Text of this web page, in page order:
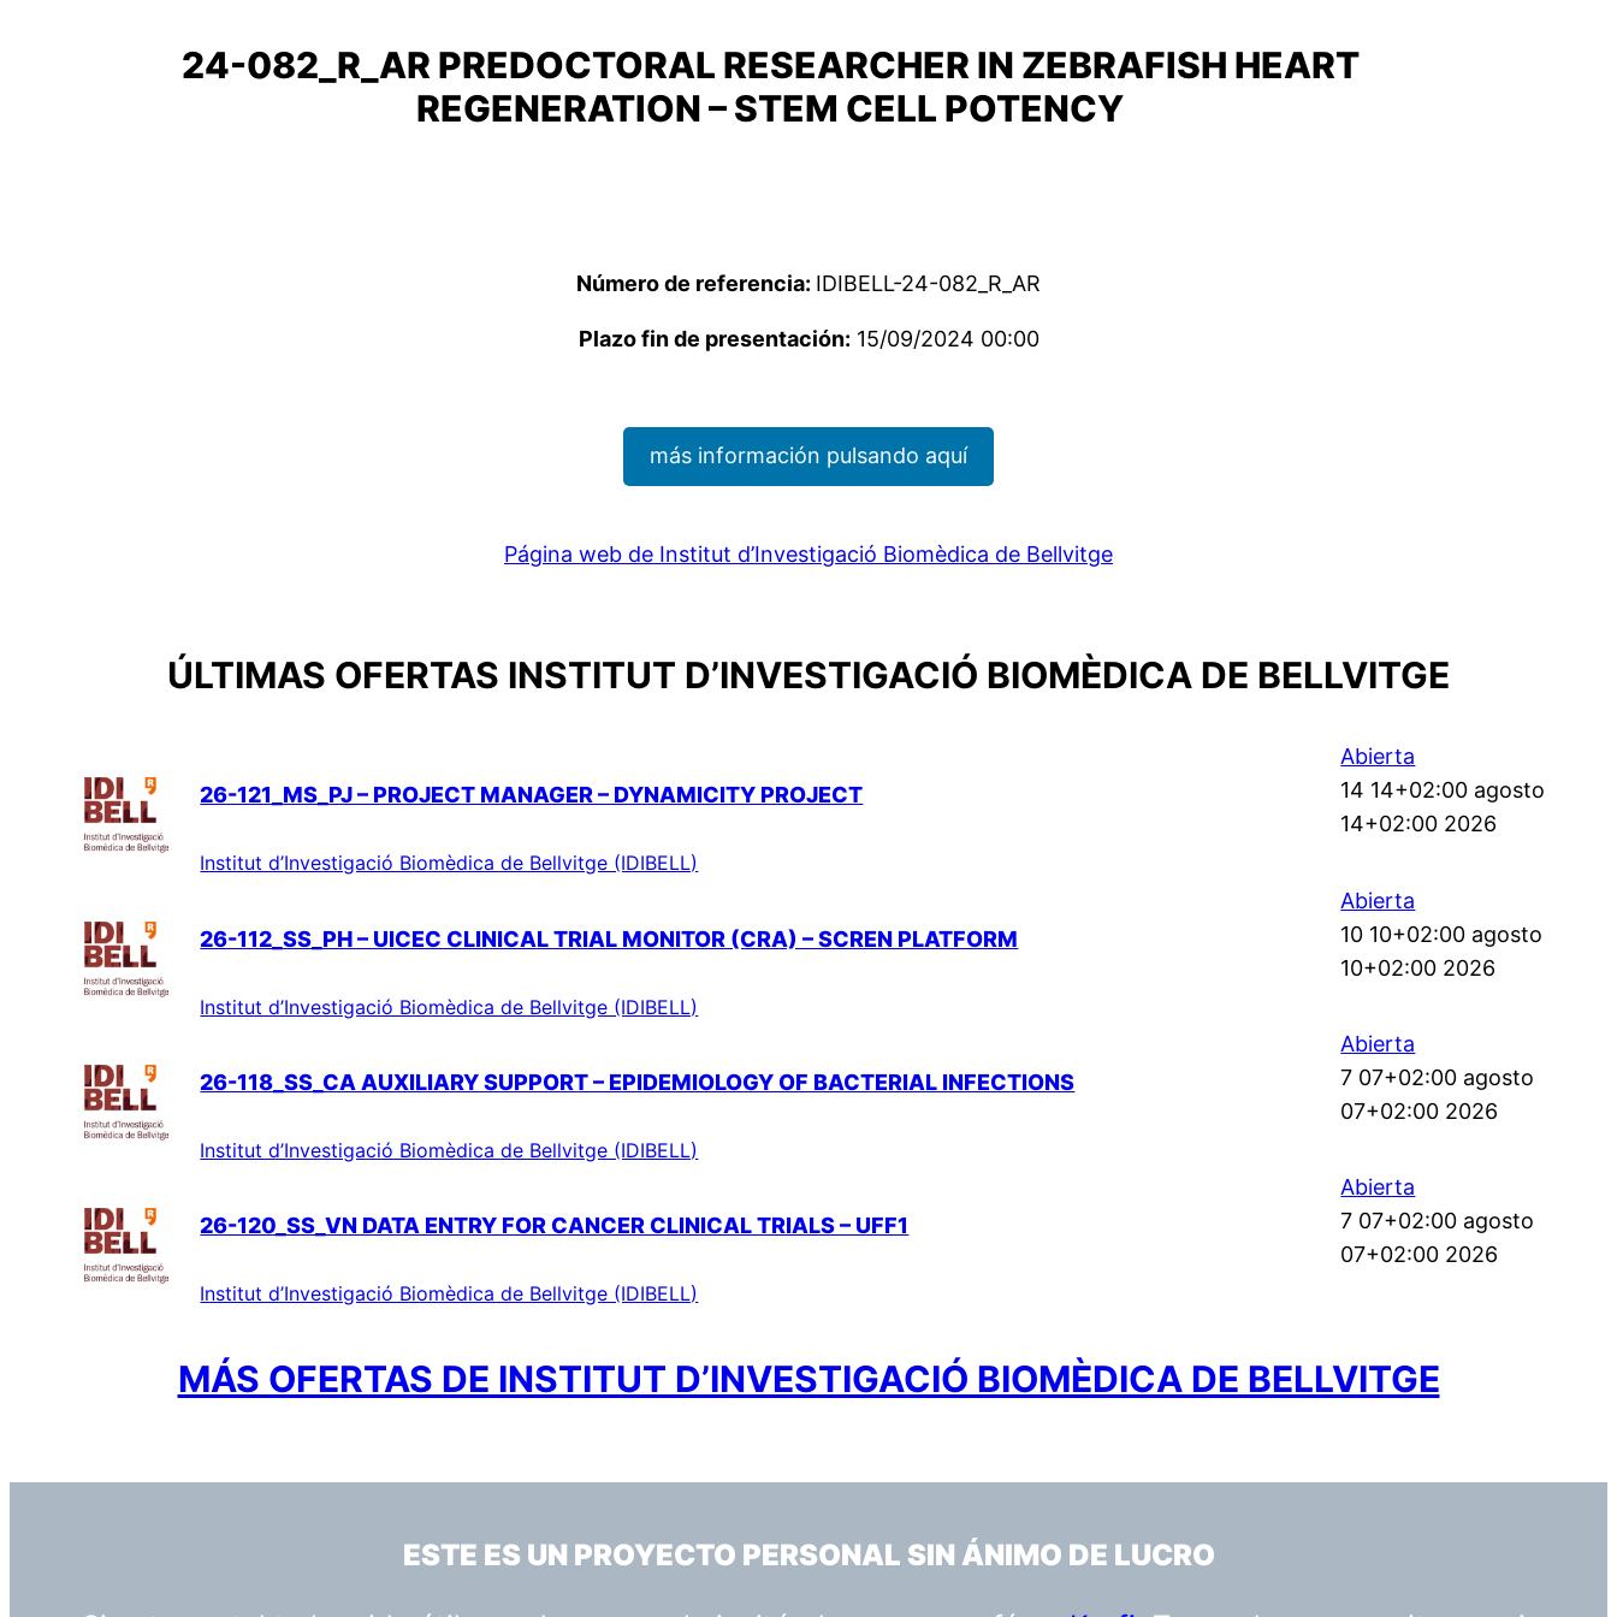
24-082_R_AR PREDOCTORAL RESEARCHER IN ZEBRAFISH HEART
REGENERATION – STEM CELL POTENCY
Número de referencia: IDIBELL-24-082_R_AR
Plazo fin de presentación: 15/09/2024 00:00
más información pulsando aquí
Página web de Institut d’Investigació Biomèdica de Bellvitge
ÚLTIMAS OFERTAS INSTITUT D’INVESTIGACIÓ BIOMÈDICA DE BELLVITGE
26-121_MS_PJ – PROJECT MANAGER – DYNAMICITY PROJECT
Institut d’Investigació Biomèdica de Bellvitge (IDIBELL)
Abierta
14 14+02:00 agosto
14+02:00 2026
26-112_SS_PH – UICEC CLINICAL TRIAL MONITOR (CRA) – SCREN PLATFORM
Institut d’Investigació Biomèdica de Bellvitge (IDIBELL)
Abierta
10 10+02:00 agosto
10+02:00 2026
26-118_SS_CA AUXILIARY SUPPORT – EPIDEMIOLOGY OF BACTERIAL INFECTIONS
Institut d’Investigació Biomèdica de Bellvitge (IDIBELL)
Abierta
7 07+02:00 agosto
07+02:00 2026
26-120_SS_VN DATA ENTRY FOR CANCER CLINICAL TRIALS – UFF1
Institut d’Investigació Biomèdica de Bellvitge (IDIBELL)
Abierta
7 07+02:00 agosto
07+02:00 2026
MÁS OFERTAS DE INSTITUT D’INVESTIGACIÓ BIOMÈDICA DE BELLVITGE
ESTE ES UN PROYECTO PERSONAL SIN ÁNIMO DE LUCRO